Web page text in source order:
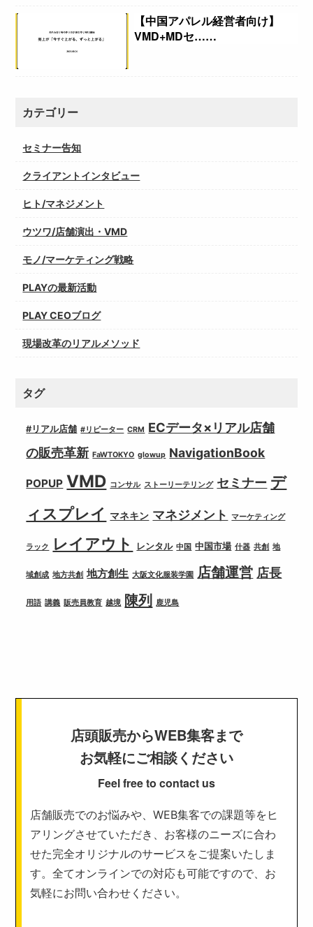
【中国アパレル経営者向け】
VMD+MDセ……
カテゴリー
セミナー告知
クライアントインタビュー
ヒト/マネジメント
ウツワ/店舗演出・VMD
モノ/マーケティング戦略
PLAYの最新活動
PLAY CEOブログ
現場改革のリアルメソッド
タグ
#リアル店舗 #リピーター CRM ECデータ×リアル店舗
の販売革新 FaWTOKYO glowup NavigationBook
POPUP VMD コンサル ストーリーテリング セミナー デ
ィスプレイ マネキン マネジメント マーケティング
ラック レイアウト レンタル 中国 中国市場 什器 共創 地
域創成 地方共創 地方創生 大阪文化服装学園 店舗運営 店長
用語 講義 販売員教育 越境 陳列 鹿児島
店頭販売からWEB集客まで
お気軽にご相談ください
Feel free to contact us
店舗販売でのお悩みや、WEB集客での課題等をヒ
アリングさせていただき、お客様のニーズに合わ
せた完全オリジナルのサービスをご提案いたしま
す。全てオンラインでの対応も可能ですので、お
気軽にお問い合わせください。